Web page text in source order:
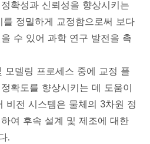
확성과 신뢰성을 향상시키는
정밀하게 교정함으로써 보다
수 있어 과학 연구 발전을 촉
모델링 프로세스 중에 교정 플
확도를 향상시키는 데 도움이
비전 시스템은 물체의 3차원 정
여 후속 설계 및 제조에 대한
.